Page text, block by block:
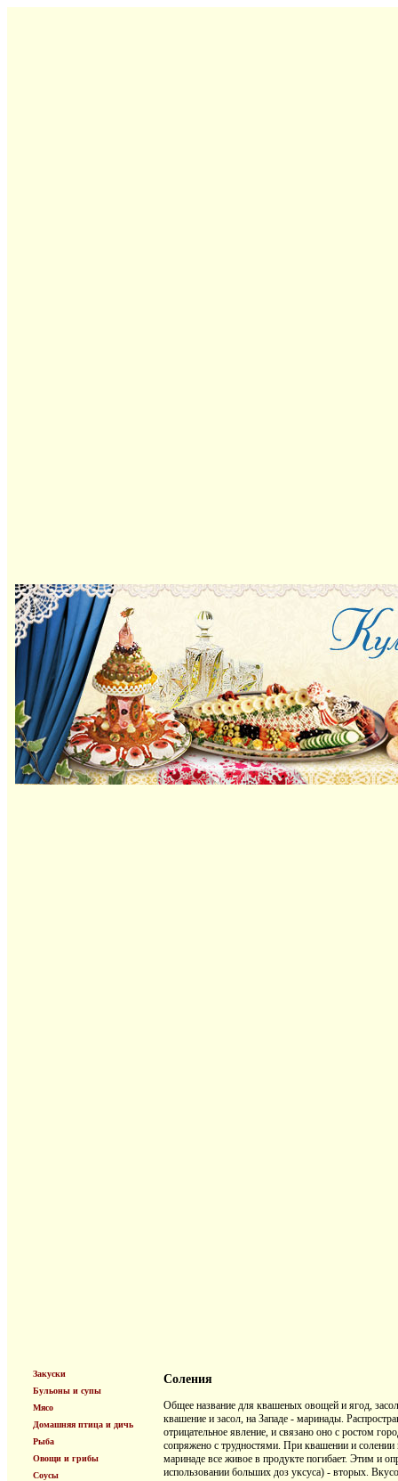
Закуски
Бульоны и супы
Мясо
Домашняя птица и дичь
Рыба
Овощи и грибы
Соусы
Соления
Общее название для квашеных овощей и ягод,
квашение и засол, на Западе - маринады.
отрицательное явление, и связано оно с ростом
сопряжено с трудностями. При квашении и
маринаде все живое в продукте погибает. Этим и
использовании больших доз уксуса) - вторых.